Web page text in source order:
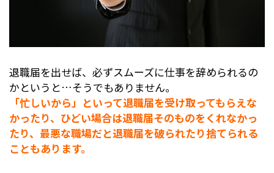
退職届を出せば、必ずスムーズに仕事を辞められるの
かというと…そうでもありません。
「忙しいから」といって退職届を受け取ってもらえな
かったり、ひどい場合は退職届そのものをくれなかっ
たり、最悪な職場だと退職届を破られたり捨てられる
こともあります。